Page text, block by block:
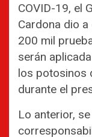
COVID-19, el
Cardona dio
200 mil
serán
los potosinos
durante el
Lo anterior,